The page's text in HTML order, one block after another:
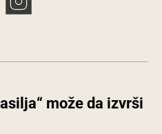
može da izvrši